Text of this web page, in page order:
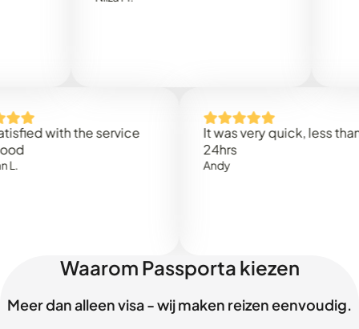
with the service
It was very quick, less than
Waarom Passporta kiezen
Meer dan alleen visa - wij maken reizen eenvoudig.